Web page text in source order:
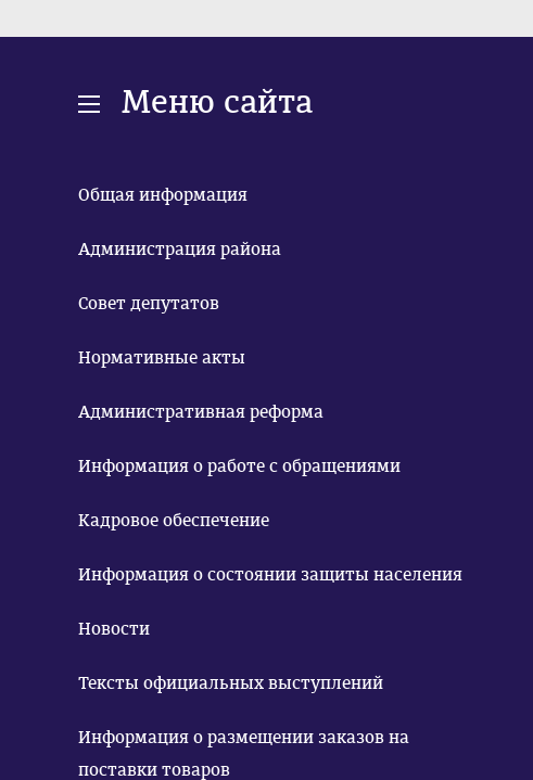
Меню сайта
Общая информация
Администрация района
Совет депутатов
Нормативные акты
Административная реформа
Информация о работе с обращениями
Кадровое обеспечение
Информация о состоянии защиты населения
Новости
Тексты официальных выступлений
Информация о размещении заказов на
поставки товаров